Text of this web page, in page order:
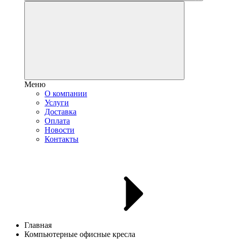
Меню
О компании
Услуги
Доставка
Оплата
Новости
Контакты
Главная
Компьютерные офисные кресла